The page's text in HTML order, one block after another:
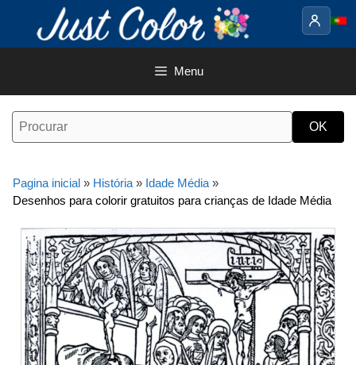
o
Menu
Pagina inicial » História » Idade Média »
Desenhos para colorir gratuitos para crianças de Idade Média